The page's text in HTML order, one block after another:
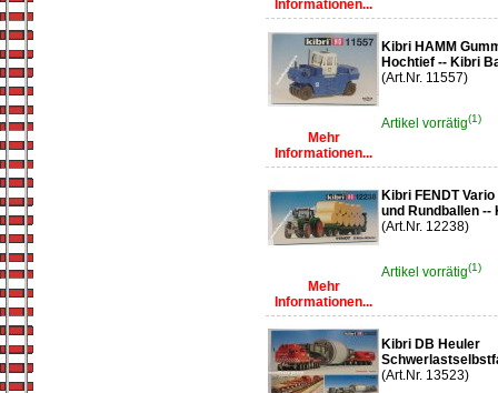
Informationen...
Mehr
Informationen...
Kibri HAMM
Hochtief -- Kibri
(Art.Nr. 11557)
Artikel vorrätig(1)
Mehr
Informationen...
Kibri FENDT
und Rundballen --
(Art.Nr. 12238)
Artikel vorrätig(1)
Kibri DB Heuler
(Art.Nr. 13523)